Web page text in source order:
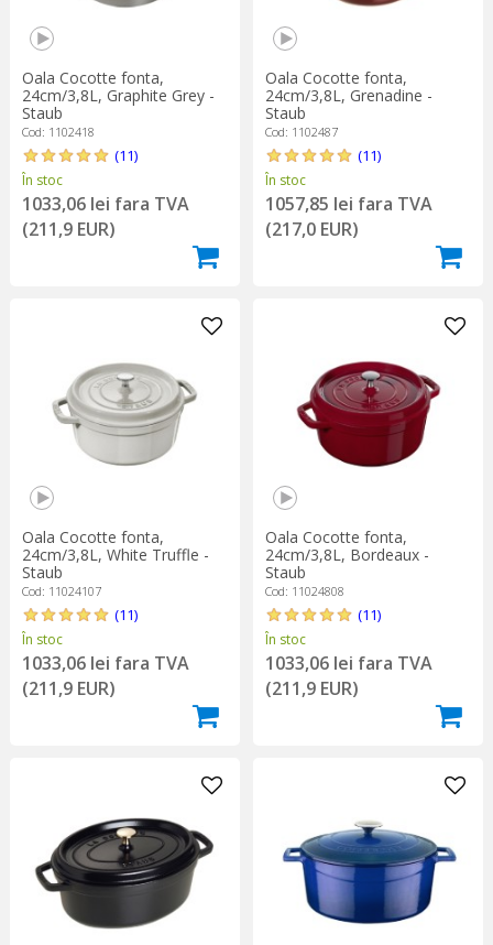
Oala Cocotte fonta,
24cm/3,8L, Graphite Grey -
Staub
Cod: 1102418
(11)
În stoc
1033,06 lei fara TVA
(211,9 EUR)
Oala Cocotte fonta,
24cm/3,8L, Grenadine -
Staub
Cod: 1102487
(11)
În stoc
1057,85 lei fara TVA
(217,0 EUR)
Oala Cocotte fonta,
24cm/3,8L, White Truffle -
Staub
Cod: 11024107
(11)
În stoc
1033,06 lei fara TVA
(211,9 EUR)
Oala Cocotte fonta,
24cm/3,8L, Bordeaux -
Staub
Cod: 11024808
(11)
În stoc
1033,06 lei fara TVA
(211,9 EUR)